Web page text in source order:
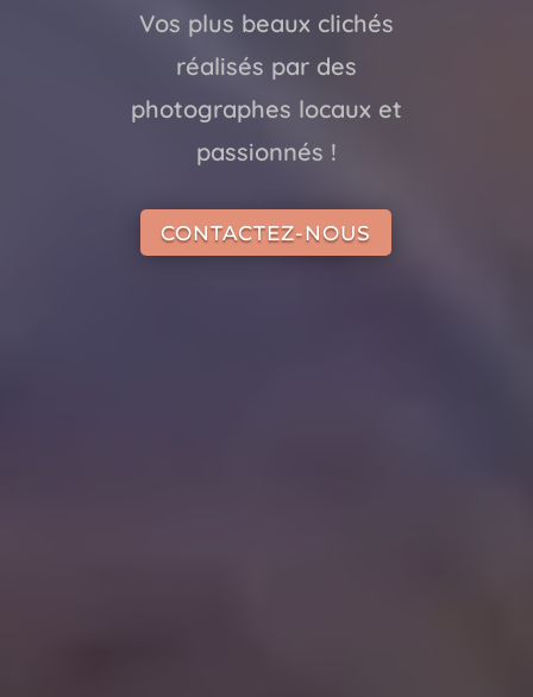
Vos plus beaux clichés
réalisés par des
photographes locaux et
passionnés !
CONTACTEZ-NOUS